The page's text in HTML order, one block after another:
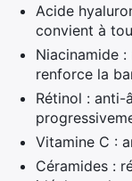
Acide
convient à
Niacinamide
renforce la
Rétinol : anti-
Vitamine C :
Céramides :